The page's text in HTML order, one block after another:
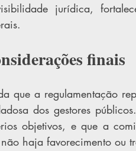
jurídica,
finais
que a regulamentação
dos gestores
objetivos, e que a
haja favorecimento ou